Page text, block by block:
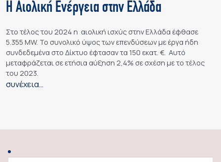
Η Αιολική Ενέργεια στην Ελλάδα
Στο τέλος του 2024 η αιολική ισχύς στην Ελλάδα έφθασε
5.355 ΜW. Το συνολικό ύψος των επενδύσεων με έργα ήδη
συνδεδεμένα στο Δίκτυο έφτασαν τα 150 εκατ. €. Αυτό
μεταφράζεται σε ετήσια αύξηση 2,4% σε σχέση με το τέλος
του 2023.
συνέχεια…